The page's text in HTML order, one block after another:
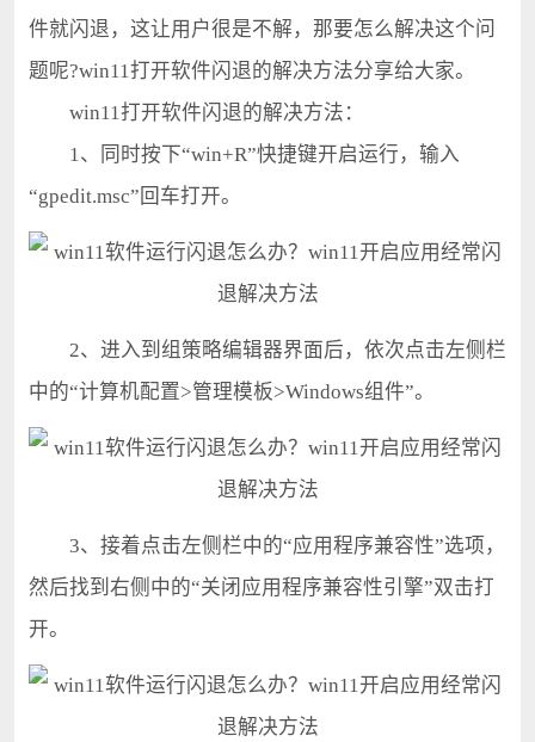
件就闪退，这让用户很是不解，那要怎么解决这个问
题呢?win11打开软件闪退的解决方法分享给大家。
win11打开软件闪退的解决方法：
1、同时按下“win+R”快捷键开启运行，输入
“gpedit.msc”回车打开。
2、进入到组策略编辑器界面后，依次点击左侧栏
中的“计算机配置>管理模板>Windows组件”。
3、接着点击左侧栏中的“应用程序兼容性”选项，
然后找到右侧中的“关闭应用程序兼容性引擎”双击打
开。